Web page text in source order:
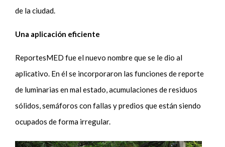
de la ciudad.
Una aplicación eficiente
ReportesMED fue el nuevo nombre que se le dio al
aplicativo. En él se incorporaron las funciones de reporte
de luminarias en mal estado, acumulaciones de residuos
sólidos, semáforos con fallas y predios que están siendo
ocupados de forma irregular.